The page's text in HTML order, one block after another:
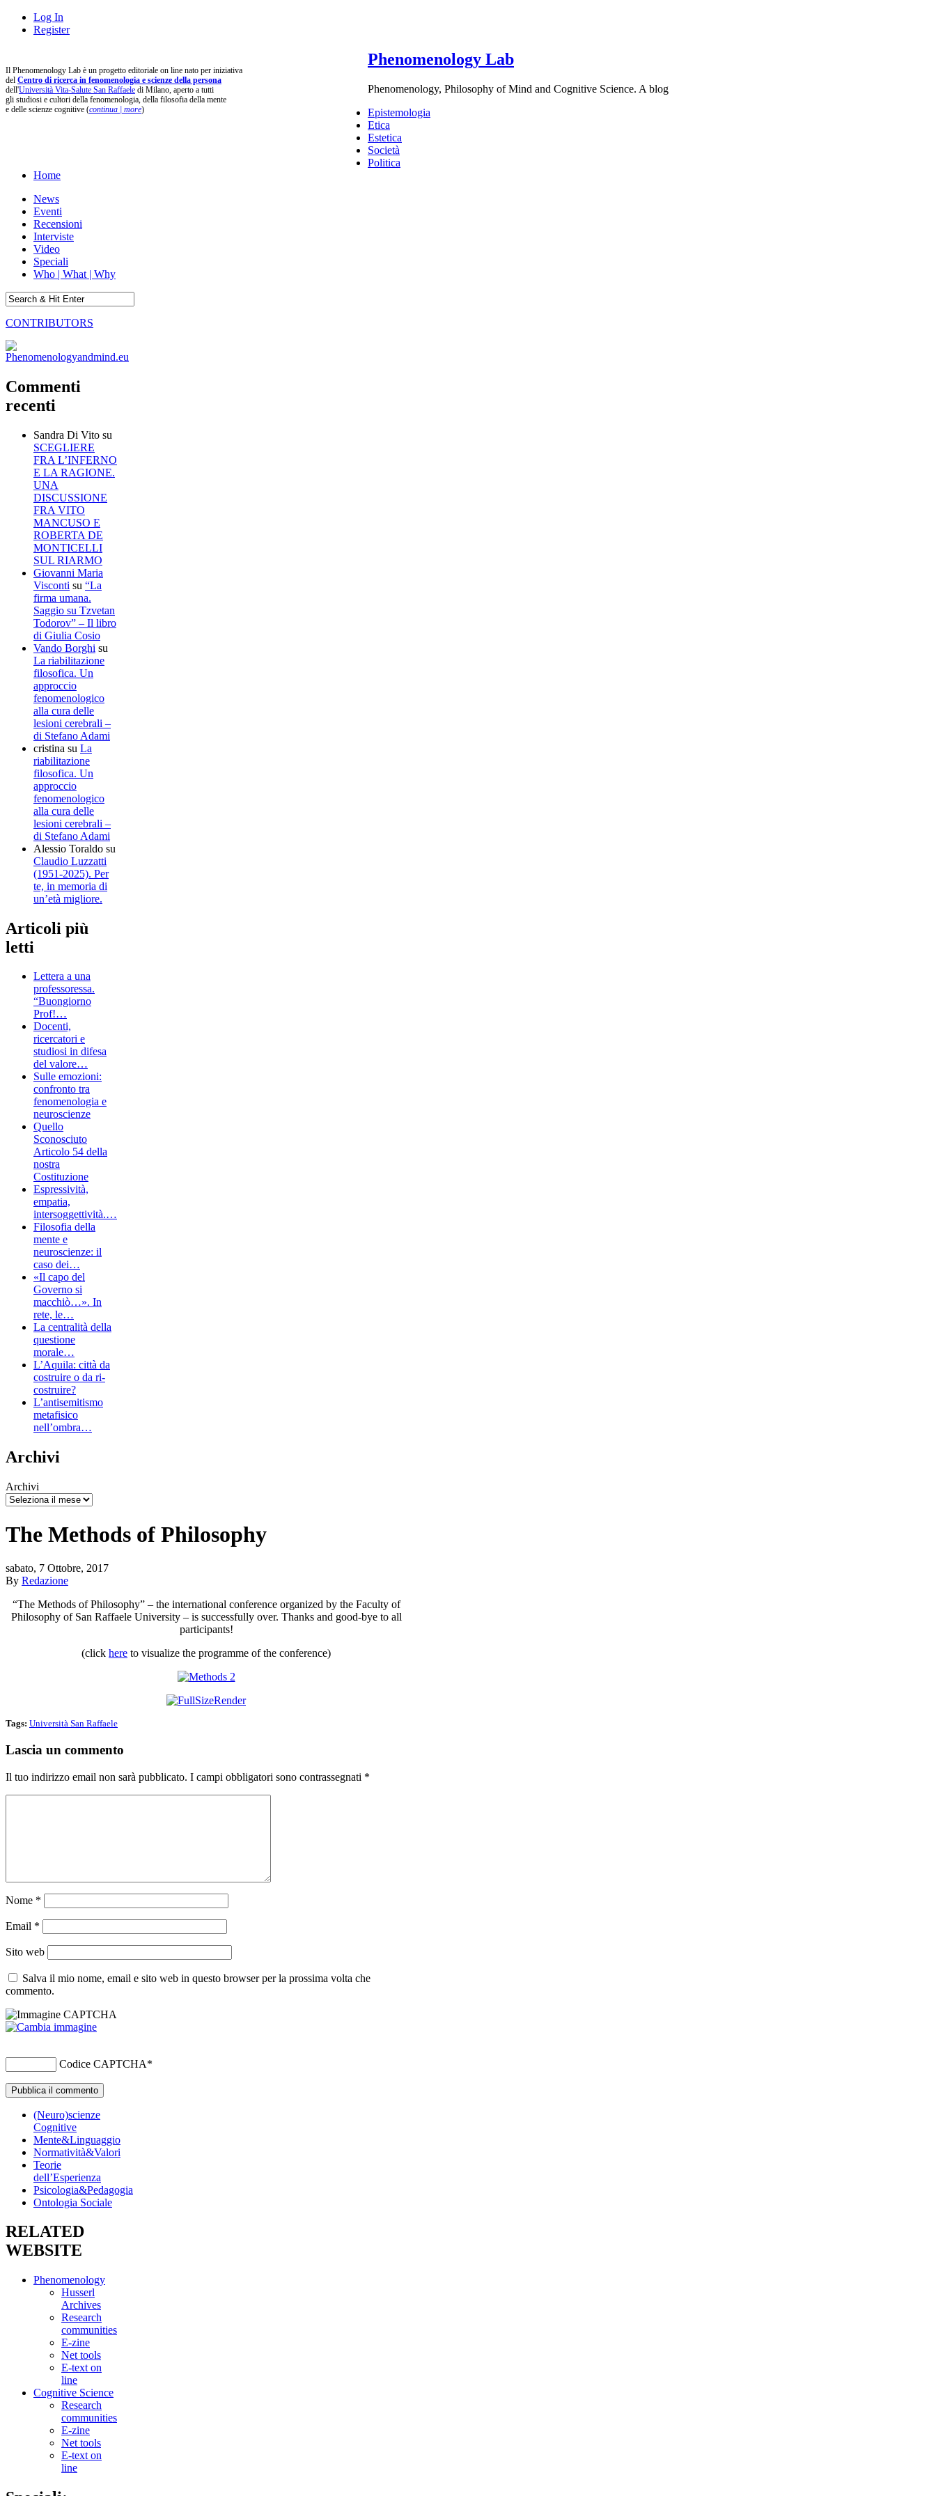
Log In
Register
Il Phenomenology Lab è un progetto editoriale on line nato per iniziativa
del Centro di ricerca in fenomenologia e scienze della persona
dell'Università Vita-Salute San Raffaele di Milano, aperto a tutti
gli studiosi e cultori della fenomenologia, della filosofia della mente
e delle scienze cognitive (continua | more)
Phenomenology Lab
Phenomenology, Philosophy of Mind and Cognitive Science. A blog
Epistemologia
Etica
Estetica
Società
Politica
Home
News
Eventi
Recensioni
Interviste
Video
Speciali
Who | What | Why
CONTRIBUTORS
Commenti
recenti
Sandra Di Vito su
SCEGLIERE
FRA L’INFERNO
E LA RAGIONE.
UNA
DISCUSSIONE
FRA VITO
MANCUSO E
ROBERTA DE
MONTICELLI
SUL RIARMO
Giovanni Maria
Visconti su “La
firma umana.
Saggio su Tzvetan
Todorov” – Il libro
di Giulia Cosio
Vando Borghi su
La riabilitazione
filosofica. Un
approccio
fenomenologico
alla cura delle
lesioni cerebrali –
di Stefano Adami
cristina su La
riabilitazione
filosofica. Un
approccio
fenomenologico
alla cura delle
lesioni cerebrali –
di Stefano Adami
Alessio Toraldo su
Claudio Luzzatti
(1951-2025). Per
te, in memoria di
un’età migliore.
Articoli più
letti
Lettera a una
professoressa.
“Buongiorno
Prof!…
Docenti,
ricercatori e
studiosi in difesa
del valore…
Sulle emozioni:
confronto tra
fenomenologia e
neuroscienze
Quello
Sconosciuto
Articolo 54 della
nostra
Costituzione
Espressività,
empatia,
intersoggettività.…
Filosofia della
mente e
neuroscienze: il
caso dei…
«Il capo del
Governo si
macchiò…». In
rete, le…
La centralità della
questione
morale…
L’Aquila: città da
costruire o da ri-
costruire?
L’antisemitismo
metafisico
nell’ombra…
Archivi
Archivi
The Methods of Philosophy
sabato, 7 Ottobre, 2017
By Redazione
“The Methods of Philosophy” – the international conference organized by the Faculty of
Philosophy of San Raffaele University – is successfully over. Thanks and good-bye to all
participants!
(click here to visualize the programme of the conference)
Tags: Università San Raffaele
Lascia un commento
Il tuo indirizzo email non sarà pubblicato. I campi obbligatori sono contrassegnati *
Nome *
Email *
Sito web
Salva il mio nome, email e sito web in questo browser per la prossima volta che
commento.
Codice CAPTCHA*
(Neuro)scienze
Cognitive
Mente&Linguaggio
Normatività&Valori
Teorie
dell’Esperienza
Psicologia&Pedagogia
Ontologia Sociale
RELATED
WEBSITE
Phenomenology
Husserl
Archives
Research
communities
E-zine
Net tools
E-text on
line
Cognitive Science
Research
communities
E-zine
Net tools
E-text on
line